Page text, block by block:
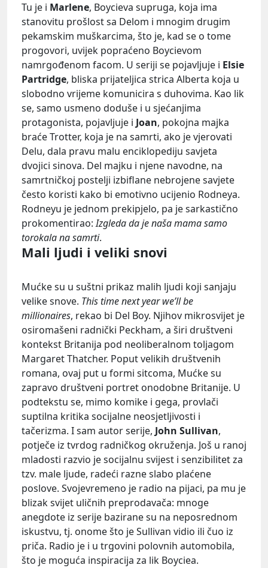
Tu je i Marlene, Boycieva supruga, koja ima
stanovitu prošlost sa Delom i mnogim drugim
pekamskim muškarcima, što je, kad se o tome
progovori, uvijek popraćeno Boycievom
namrgođenom facom. U seriji se pojavljuje i Elsie
Partridge, bliska prijateljica strica Alberta koja u
slobodno vrijeme komunicira s duhovima. Kao lik
se, samo usmeno doduše i u sjećanjima
protagonista, pojavljuje i Joan, pokojna majka
braće Trotter, koja je na samrti, ako je vjerovati
Delu, dala pravu malu enciklopediju savjeta
dvojici sinova. Del majku i njene navodne, na
samrtničkoj postelji izbiflane nebrojene savjete
često koristi kako bi emotivno ucijenio Rodneya.
Rodneyu je jednom prekipjelo, pa je sarkastično
prokomentirao:Izgleda da je naša mama samo
torokala na samrti.
Mali ljudi i veliki snovi
Mućke su u suštni prikaz malih ljudi koji sanjaju
velike snove. This time next year we’ll be
millionaires, rekao bi Del Boy. Njihov mikrosvijet je
osiromašeni radnički Peckham, a širi društveni
kontekst Britanija pod neoliberalnom toljagom
Margaret Thatcher. Poput velikih društvenih
romana, ovaj put u formi sitcoma, Mućke su
zapravo društveni portret onodobne Britanije. U
podtekstu se, mimo komike i gega, provlači
suptilna kritika socijalne neosjetljivosti i
tačerizma. I sam autor serije, John Sullivan,
potječe iz tvrdog radničkog okruženja. Još u ranoj
mladosti razvio je socijalnu svijest i senzibilitet za
tzv. male ljude, radeći razne slabo plaćene
poslove. Svojevremeno je radio na pijaci, pa mu je
blizak svijet uličnih preprodavača: mnoge
anegdote iz serije bazirane su na neposrednom
iskustvu, tj. onome što je Sullivan vidio ili čuo iz
priča. Radio je i u trgovini polovnih automobila,
što je moguća inspiracija za lik Boyciea.